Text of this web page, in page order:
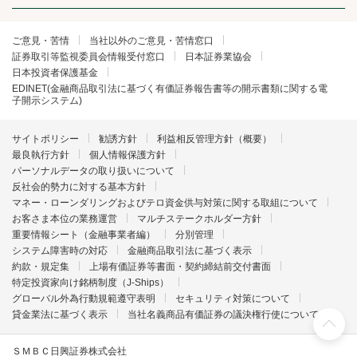
ご意見・苦情
当社以外のご意見・苦情窓口
証券取引等監視委員会情報受付窓口
日本証券業協会
日本投資者保護基金
EDINET(金融商品取引法に基づく有価証券報告書等の開示書類に関する電
子開示システム)
サイトポリシー 勧誘方針
利益相反管理方針（概要）
最良執行方針
個人情報保護方針
パーソナルデータの取り扱いについて
反社会的勢力に対する基本方針
マネー・ローンダリングおよびテロ資金供与対策に関する取組について
お客さま本位の業務運営
マルチステークホルダー方針
重要情報シート（金融事業者編）
分別管理
システム障害時の対応
金融商品取引法に基づく表示
約款・規定集
上場有価証券等書面・契約締結前交付書面
特定投資家向け銘柄制度（J-Ships）
グローバル外為行動規範遵守表明
セキュリティ対策について
貸金業法に基づく表示
当社名義商品有価証券の議決権行使について
ＳＭＢＣ日興証券株式会社